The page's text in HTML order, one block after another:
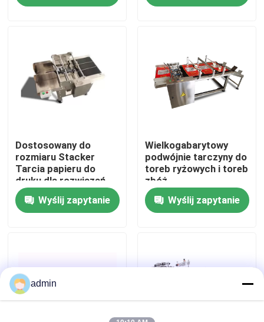
O nas
Kontrola jakości
Skontaktuj się z nami
Sprawy
Dostosowany do
rozmiaru Stacker
Tarcia papieru do
druku dla rozwiązań
druku
Wyślij zapytanie
Wielkogabarytowy
podwójnie tarczyny do
toreb ryżowych i toreb
zbóż
Wyślij zapytanie
admin